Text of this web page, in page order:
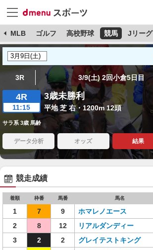
MLB ゴルフ 高校野球 競馬 Jリーグ
3R 3/9(土) 2回小倉5日目
4R
11:15
3歳未勝利
平地 芝 右・1200m 12頭
サラ系 3歳 馬齢
データ分析 オッズ 結果
競走成績
着順 枠番 馬番 馬名
1 7 9 ホマレノエース
2
8 12 リアルダンディー
3
2 2 グレイテストキング